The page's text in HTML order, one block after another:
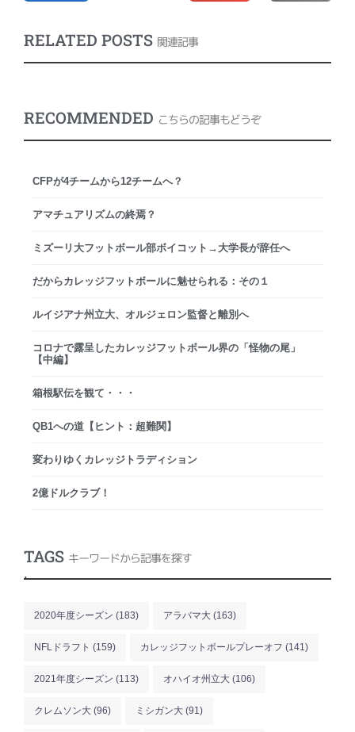
RELATED POSTS 関連記事
RECOMMENDED こちらの記事もどうぞ
CFPが4チームから12チームへ？
アマチュアリズムの終焉？
ミズーリ大フットボール部ボイコット→大学長が辞任へ
だからカレッジフットボールに魅せられる：その１
ルイジアナ州立大、オルジェロン監督と離別へ
コロナで露呈したカレッジフットボール界の「怪物の尾」
【中編】
箱根駅伝を観て・・・
QB1への道【ヒント：超難関】
変わりゆくカレッジトラディション
2億ドルクラブ！
TAGS キーワードから記事を探す
.
2020年度シーズン (183) アラバマ大 (163)
NFLドラフト (159) カレッジフットボールプレーオフ (141)
2021年度シーズン (113) オハイオ州立大 (106)
クレムソン大 (96) ミシガン大 (91)